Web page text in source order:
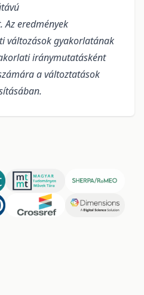
Az eredmények
változások gyakorlatának
iránymutatásként
a változtatások